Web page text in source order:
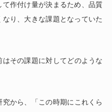
作付け量が決まるため、品質
り、大きな課題となっていた
はその課題に対してどのような
究から、「この時期にこれくら